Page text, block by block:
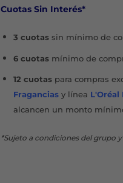
Cuotas Sin Interés*
3 cuotassin mínimo de
6 cuotasmínimo de
12 cuotaspara compras
Fraganciasy línea L'Oréal
alcancen un monto
*Sujeto a condiciones del grupo